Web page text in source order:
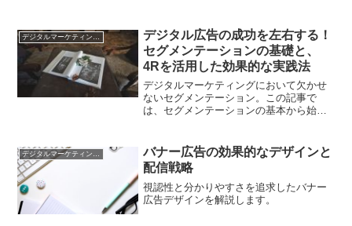
デジタルマーケティング基礎
デジタル広告の成功を左右する！
セグメンテーションの基礎と、
4Rを活用した効果的な実践法
デジタルマーケティングにおいて欠かせ
ないセグメンテーション。この記事で
は、セグメンテーションの基本から始
ン、レターゲティング）を解説します
デジタルマーケティング基礎
バナー広告の効果的なデザインと
配信戦略
視認性と分かりやすさを追求したバナー
広告デザインを解説します。